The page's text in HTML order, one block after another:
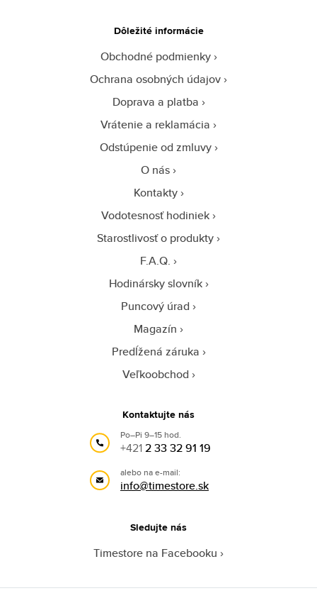
Dôležité informácie
Obchodné podmienky
Ochrana osobných údajov
Doprava a platba
Vrátenie a reklamácia
Odstúpenie od zmluvy
O nás
Kontakty
Vodotesnosť hodiniek
Starostlivosť o produkty
F.A.Q.
Hodinársky slovník
Puncový úrad
Magazín
Predĺžená záruka
Veľkoobchod
Kontaktujte nás
Po–Pi 9–15 hod.
+4212 33 32 91 19
alebo na e-mail:
info@timestore.sk
Sledujte nás
Timestore na Facebooku